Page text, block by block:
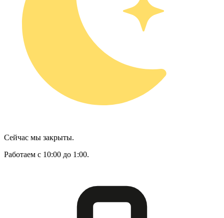
Сейчас мы закрыты.
Работаем с 10:00 до 1:00.